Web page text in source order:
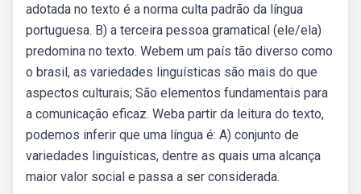
adotada no texto é a norma culta padrão da língua
portuguesa. B) a terceira pessoa gramatical (ele/ela)
predomina no texto. Webem um país tão diverso como
o brasil, as variedades linguísticas são mais do que
aspectos culturais; São elementos fundamentais para
a comunicação eficaz. Weba partir da leitura do texto,
podemos inferir que uma língua é: A) conjunto de
variedades linguísticas, dentre as quais uma alcança
maior valor social e passa a ser considerada.